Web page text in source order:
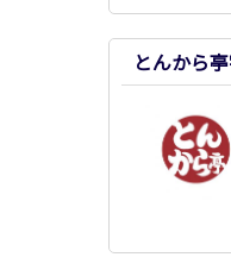
とんから